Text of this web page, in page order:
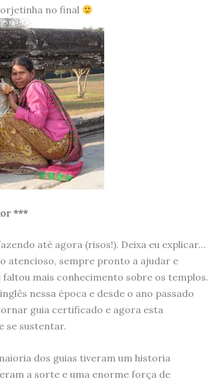
no final
***
até agora (risos!). Deixa eu explicar…
atencioso, sempre pronto a ajudar e
mais conhecimento sobre os templos.
nessa época e desde o ano passado
guia certificado e agora esta
se sustentar.
dos guias tiveram um historia
a sorte e uma enorme força de